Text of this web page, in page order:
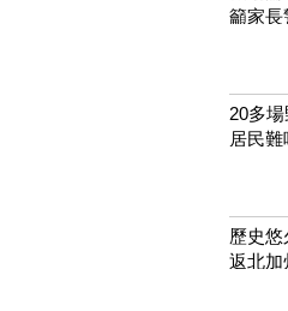
籲家長
20多
居民難
歷史
返北加